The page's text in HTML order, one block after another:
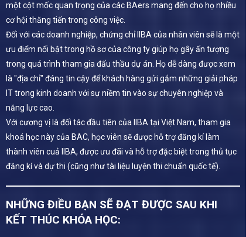
một cột mốc quan trọng của các BAers mang đến cho họ nhiều
cơ hội thăng tiến trong công việc.
Đối với các doanh nghiệp, chứng chỉ IIBA của nhân viên sẽ là một
ưu điểm nổi bật trong hồ sơ của công ty giúp họ gây ấn tượng
trong quá trình tham gia đấu thầu dự án. Họ dễ dàng được xem
là "địa chỉ" đáng tin cậy để khách hàng gửi gắm những giải pháp
IT trong kinh doanh với sự niềm tin vào sự chuyên nghiệp và
năng lực cao.
Với cương vị là đối tác đầu tiên của IIBA tại Việt Nam, tham gia
khoá học này của BAC, học viên sẽ được hỗ trợ đăng kí làm
thành viên cuả IIBA, được ưu đãi và hỗ trợ đặc biệt trong thủ tục
đăng kí và dự thi (cũng như tài liệu luyện thi chuẩn quốc tế).
NHỮNG ĐIỀU BẠN SẼ ĐẠT ĐƯỢC SAU KHI
KẾT THÚC KHÓA HỌC: